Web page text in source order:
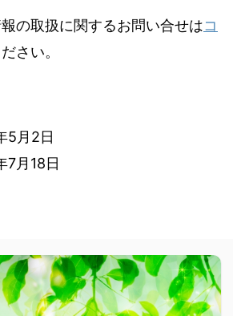
の取扱に関するお問い合せはコ
さい。
5月2日
7月18日